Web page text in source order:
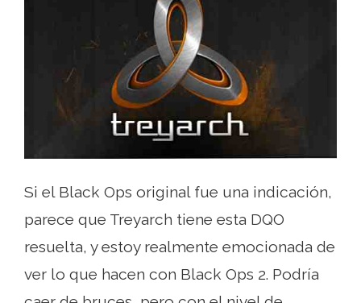
Si el Black Ops original fue una indicación,
parece que Treyarch tiene esta DQO
resuelta, y estoy realmente emocionada de
ver lo que hacen con Black Ops 2. Podría